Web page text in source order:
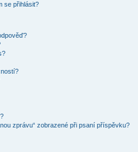
se přihlásit?
zprávu“ zobrazené při psaní příspěvku?